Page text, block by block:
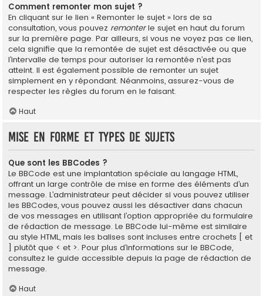
Comment remonter mon sujet ?
En cliquant sur le lien « Remonter le sujet » lors de sa
consultation, vous pouvez remonterle sujet en haut du forum
sur la première page. Par ailleurs, si vous ne voyez pas ce lien,
cela signifie que la remontée de sujet est désactivée ou que
l’intervalle de temps pour autoriser la remontée n’est pas
atteint. Il est également possible de remonter un sujet
simplement en y répondant. Néanmoins, assurez-vous de
respecter les règles du forum en le faisant.
Haut
Mise en forme et types de sujets
Que sont les BBCodes ?
Le BBCode est une implantation spéciale au langage HTML,
offrant un large contrôle de mise en forme des éléments d’un
message. L’administrateur peut décider si vous pouvez utiliser
les BBCodes, vous pouvez aussi les désactiver dans chacun
de vos messages en utilisant l’option appropriée du formulaire
de rédaction de message. Le BBCode lui-même est similaire
au style HTML, mais les balises sont incluses entre crochets [ et
] plutôt que < et >. Pour plus d’informations sur le BBCode,
consultez le guide accessible depuis la page de rédaction de
message.
Haut